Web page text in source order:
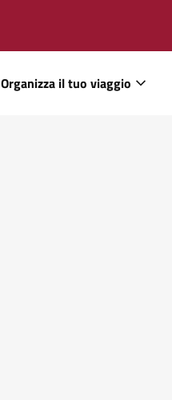
Organizza il tuo viaggio